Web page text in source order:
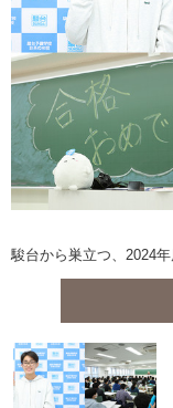
駿台から巣立つ、2024